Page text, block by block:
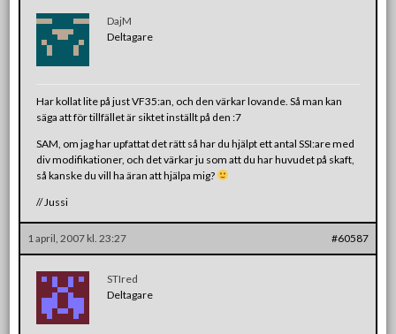
DajM
Deltagare
Har kollat lite på just VF35:an, och den värkar lovande. Så man kan
säga att för tillfället är siktet inställt på den :7
SAM, om jag har upfattat det rätt så har du hjälpt ett antal SSI:are med
div modifikationer, och det värkar ju som att du har huvudet på skaft,
så kanske du vill ha äran att hjälpa mig?
// Jussi
1 april, 2007 kl. 23:27 #60587
STIred
Deltagare